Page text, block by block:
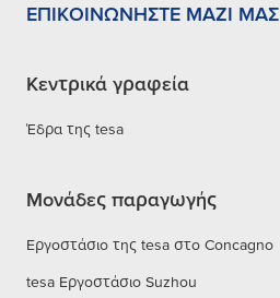
ΕΠΙΚΟΙΝΩΝΉΣΤΕ ΜΑΖΊ ΜΑΣ
Κεντρικά γραφεία
Έδρα της tesa
Μονάδες παραγωγής
Εργοστάσιο της tesa στο Concagno
tesa Εργοστάσιο Suzhou